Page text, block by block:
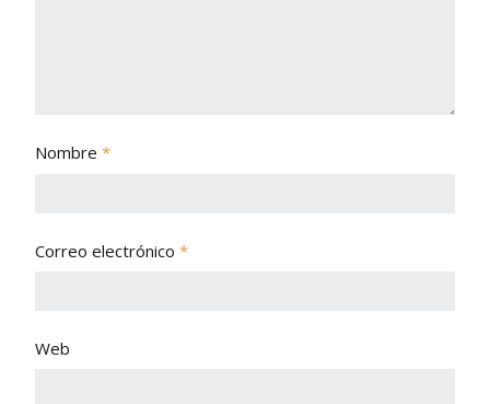
Nombre *
Correo electrónico *
Web